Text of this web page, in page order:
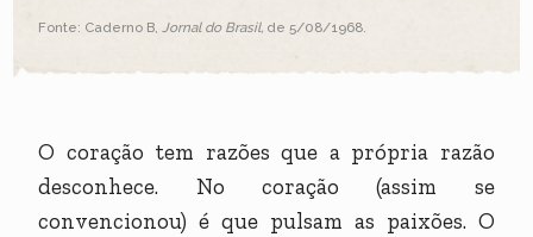
Fonte: Caderno B,Jornal do Brasil, de 5/08/1968.
O coração tem razões que a própria razão
desconhece. No coração (assim se
convencionou) é que pulsam as paixões. O